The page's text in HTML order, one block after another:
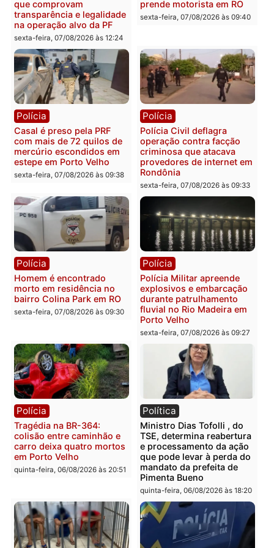
228 projetos, metas
públicas e
acompanhamento de
resultados
sexta-feira, 07/08/2026 às 18:49
primeiro pastor de
Rondônia na Câmara
sexta-feira, 07/08/2026 às
Polícia
2 MILHÕES – Unnesa
apresenta documentos
transparência e legalidade
na operação alvo da PF
sexta-feira, 07/08/2026 às 12:24
Polícia
Polícia Federal apreende
400 quilos de drogas e
prende motorista em RO
sexta-feira, 07/08/2026 às
Polícia
mercúrio escondidos em
estepe em Porto Velho
sexta-feira, 07/08/2026 às 09:38
Polícia
Polícia Civil deflagra
operação contra facção
criminosa que atacava
provedores de internet
Rondônia
sexta-feira, 07/08/2026 às
Polícia
morto em residência no
bairro Colina Park em RO
sexta-feira, 07/08/2026 às 09:30
Polícia
Polícia Militar apreende
explosivos e
durante patrulhamento
fluvial no Rio Madeira em
Porto Velho